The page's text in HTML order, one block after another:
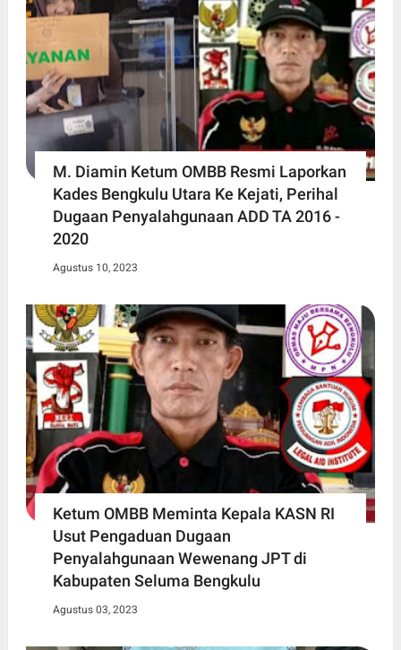
M. Diamin Ketum OMBB Resmi Laporkan
Kades Bengkulu Utara Ke Kejati, Perihal
Dugaan Penyalahgunaan ADD TA 2016 -
2020
Agustus 10, 2023
Ketum OMBB Meminta Kepala KASN RI
Usut Pengaduan Dugaan
Penyalahgunaan Wewenang JPT di
Kabupaten Seluma Bengkulu
Agustus 03, 2023